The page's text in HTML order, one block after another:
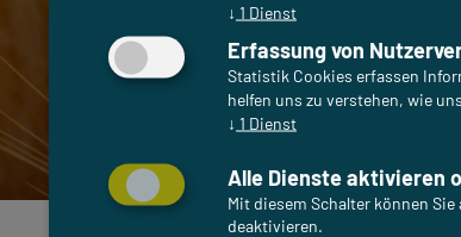
↓ 1 Dienst
Erfassung von
Statistik Cookies erfassen
helfen uns zu verstehen, wie
↓ 1 Dienst
Alle Dienste aktivieren
Mit diesem Schalter können
deaktivieren.